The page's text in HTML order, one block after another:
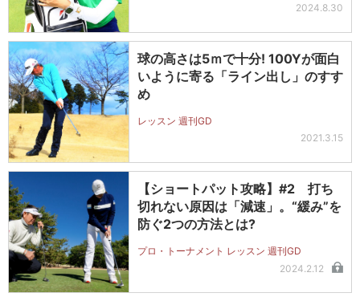
2024.8.30
球の高さは5ｍで十分! 100Yが面白
いように寄る「ライン出し」のすす
め
レッスン 週刊GD
2021.3.15
【ショートパット攻略】#2 打ち
切れない原因は「減速」。“緩み”を
防ぐ2つの方法とは?
プロ・トーナメント レッスン 週刊GD
2024.2.12